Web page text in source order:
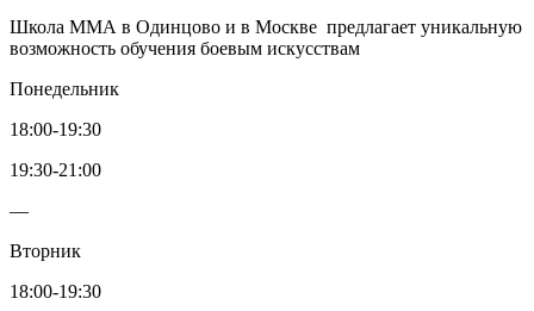
Школа ММА в Одинцово и в Москве предлагает уникальную
возможность обучения боевым искусствам
Понедельник
18:00-19:30
19:30-21:00
—
Вторник
18:00-19:30